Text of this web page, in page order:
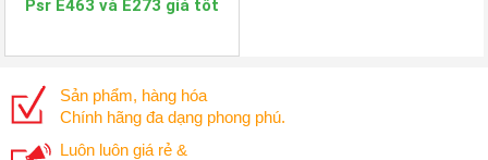
Psr E463 và E273 giá tốt
Sản phẩm, hàng hóa
Chính hãng đa dạng phong phú.
Luôn luôn giá rẻ &